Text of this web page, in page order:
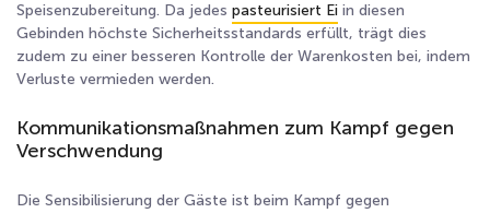
Speisenzubereitung. Da jedes pasteurisiert Ei in diesen
Gebinden höchste Sicherheitsstandards erfüllt, trägt dies
zudem zu einer besseren Kontrolle der Warenkosten bei, indem
Verluste vermieden werden.
Kommunikationsmaßnahmen zum Kampf gegen
Verschwendung
Die Sensibilisierung der Gäste ist beim Kampf gegen